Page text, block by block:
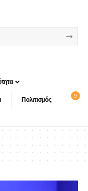
Πολιτισμός
9